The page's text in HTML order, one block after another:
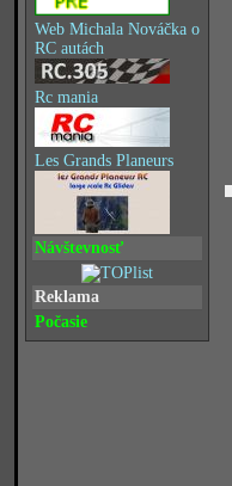
Web Michala Nováčka o
RC autách
Rc mania
Les Grands Planeurs
Návštevnosť
Reklama
Počasie